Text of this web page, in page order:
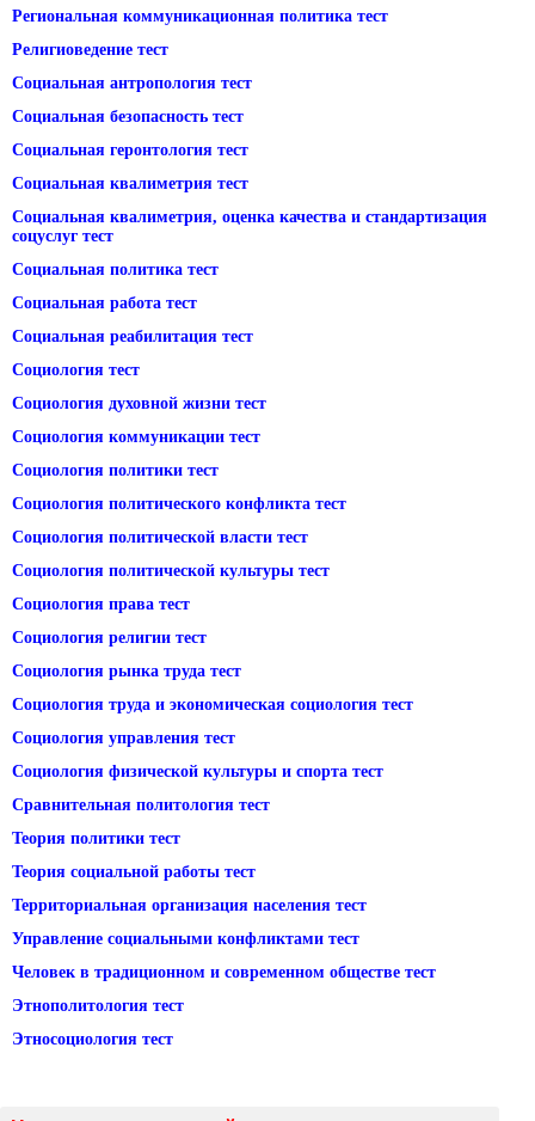
Региональная коммуникационная политика тест
Религиоведение тест
Социальная антропология тест
Социальная безопасность тест
Социальная геронтология тест
Социальная квалиметрия тест
Социальная квалиметрия, оценка качества и стандартизация
соцуслуг тест
Социальная политика тест
Социальная работа тест
Социальная реабилитация тест
Социология тест
Социология духовной жизни тест
Социология коммуникации тест
Социология политики тест
Социология политического конфликта тест
Социология политической власти тест
Социология политической культуры тест
Социология права тест
Социология религии тест
Социология рынка труда тест
Социология труда и экономическая социология тест
Социология управления тест
Социология физической культуры и спорта тест
Сравнительная политология тест
Теория политики тест
Теория социальной работы тест
Территориальная организация населения тест
Управление социальными конфликтами тест
Человек в традиционном и современном обществе тест
Этнополитология тест
Этносоциология тест